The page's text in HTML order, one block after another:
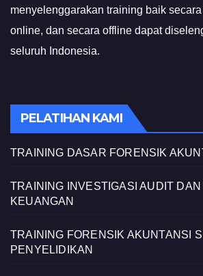
menyelenggarakan training baik
online, dan secara offline dapat
seluruh Indonesia.
PELATIHAN KAMI
TRAINING DASAR FORENSIK
TRAINING INVESTIGASI AUDIT
KEUANGAN
TRAINING FORENSIK AKUNTANSI
PENYELIDIKAN